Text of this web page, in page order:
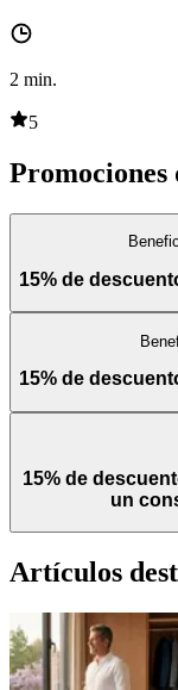
2 min.
5
Promociones
15% de
15% de
15% de
un
Artículos